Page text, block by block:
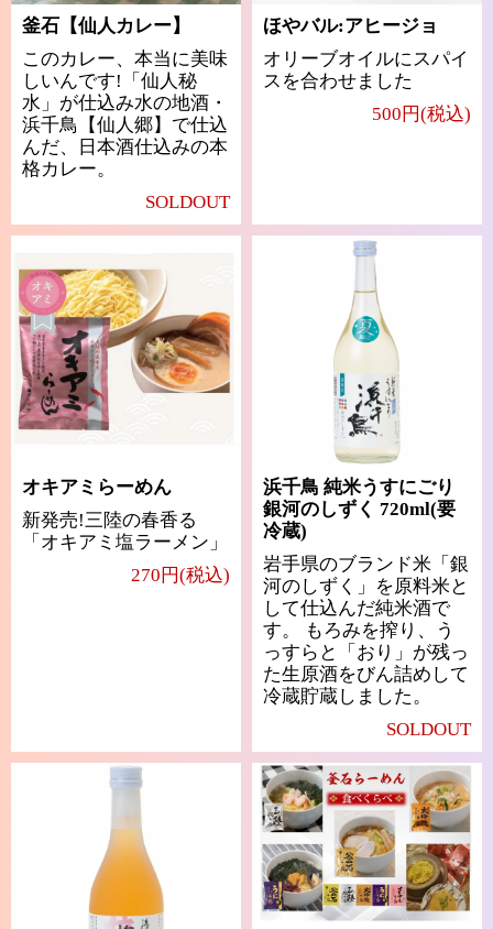
釜石【仙人カレー】
このカレー、本当に美味
しいんです!「仙人秘
水」が仕込み水の地酒・
浜千鳥【仙人郷】で仕込
んだ、日本酒仕込みの本
格カレー。
SOLDOUT
ほやバル:アヒージョ
オリーブオイルにスパイ
スを合わせました
500円(税込)
オキアミらーめん
新発売!三陸の春香る
「オキアミ塩ラーメン」
270円(税込)
浜千鳥 純米うすにごり
銀河のしずく 720ml(要
冷蔵)
岩手県のブランド米「銀
河のしずく」を原料米と
して仕込んだ純米酒で
す。 もろみを搾り、う
っすらと「おり」が残っ
た生原酒をびん詰めして
冷蔵貯蔵しました。
SOLDOUT